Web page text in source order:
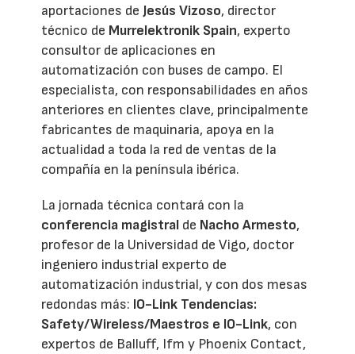
aportaciones de Jesús Vizoso, director
técnico de Murrelektronik Spain, experto
consultor de aplicaciones en
automatización con buses de campo. El
especialista, con responsabilidades en años
anteriores en clientes clave, principalmente
fabricantes de maquinaria, apoya en la
actualidad a toda la red de ventas de la
compañía en la península ibérica.
La jornada técnica contará con la
conferencia magistral de Nacho Armesto,
profesor de la Universidad de Vigo, doctor
ingeniero industrial experto de
automatización industrial, y con dos mesas
redondas más: IO-Link Tendencias:
Safety/Wireless/Maestros e IO-Link, con
expertos de Balluff, Ifm y Phoenix Contact,